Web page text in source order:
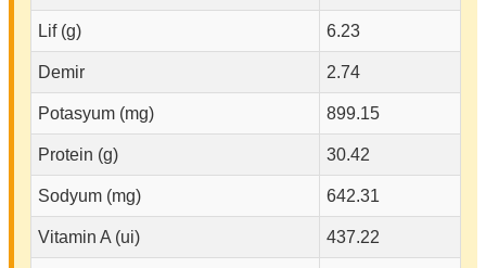
Lif (g) 6.23
Demir 2.74
Potasyum (mg) 899.15
Protein (g) 30.42
Sodyum (mg) 642.31
Vitamin A (ui) 437.22